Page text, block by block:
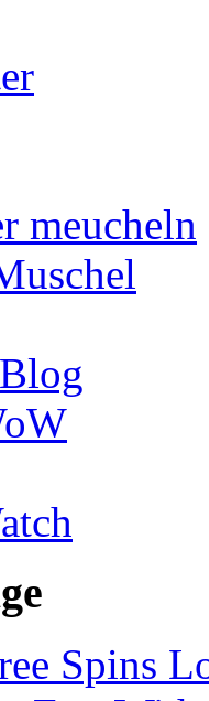
meucheln
Spins